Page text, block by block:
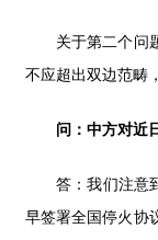
关于第二个问题
不应超出双边范畴
问：中方对近
答：我们注意到
早签署全国停火协